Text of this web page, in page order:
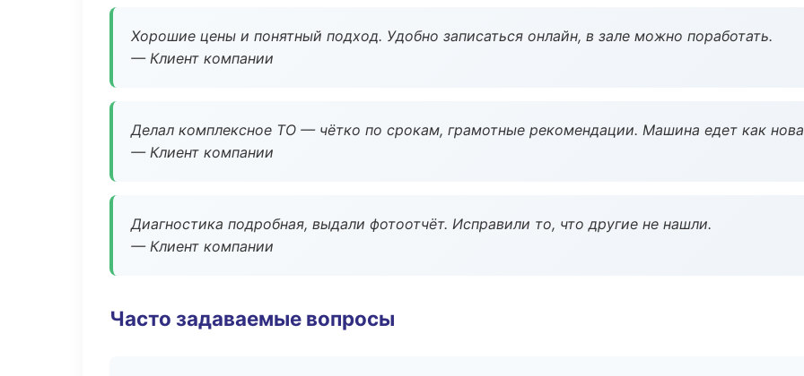
Хорошие цены и понятный подход. Удобно записаться онлайн, в зале можно поработать.
— Клиент компании
Делал комплексное ТО — чётко по срокам, грамотные рекомендации. Машина едет как
— Клиент компании
Диагностика подробная, выдали фотоотчёт. Исправили то, что другие не нашли.
— Клиент компании
Часто задаваемые вопросы